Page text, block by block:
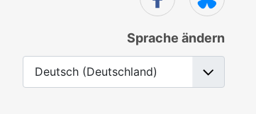
Sprache ändern
Sprache auswählen